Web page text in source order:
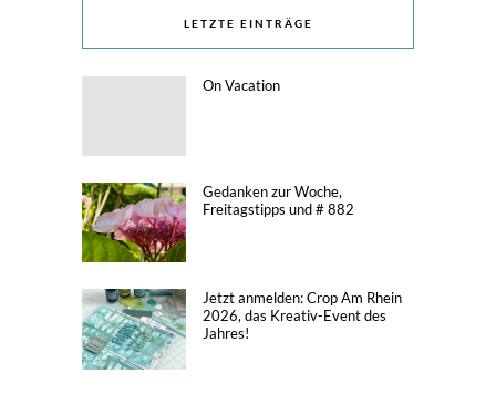
LETZTE EINTRÄGE
On Vacation
Gedanken zur Woche,
Freitagstipps und # 882
Jetzt anmelden: Crop Am Rhein
2026, das Kreativ-Event des
Jahres!